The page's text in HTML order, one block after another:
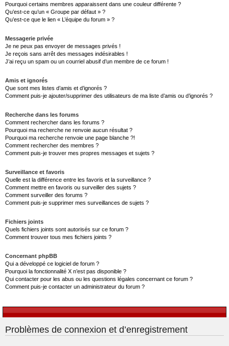
Pourquoi certains membres apparaissent dans une couleur différente ?
Qu’est-ce qu’un « Groupe par défaut » ?
Qu’est-ce que le lien « L’équipe du forum » ?
Messagerie privée
Je ne peux pas envoyer de messages privés !
Je reçois sans arrêt des messages indésirables !
J’ai reçu un spam ou un courriel abusif d’un membre de ce forum !
Amis et ignorés
Que sont mes listes d’amis et d’ignorés ?
Comment puis-je ajouter/supprimer des utilisateurs de ma liste d’amis ou d’ignorés ?
Recherche dans les forums
Comment rechercher dans les forums ?
Pourquoi ma recherche ne renvoie aucun résultat ?
Pourquoi ma recherche renvoie une page blanche ?!
Comment rechercher des membres ?
Comment puis-je trouver mes propres messages et sujets ?
Surveillance et favoris
Quelle est la différence entre les favoris et la surveillance ?
Comment mettre en favoris ou surveiller des sujets ?
Comment surveiller des forums ?
Comment puis-je supprimer mes surveillances de sujets ?
Fichiers joints
Quels fichiers joints sont autorisés sur ce forum ?
Comment trouver tous mes fichiers joints ?
Concernant phpBB
Qui a développé ce logiciel de forum ?
Pourquoi la fonctionnalité X n’est pas disponible ?
Qui contacter pour les abus ou les questions légales concernant ce forum ?
Comment puis-je contacter un administrateur du forum ?
Problèmes de connexion et d’enregistrement